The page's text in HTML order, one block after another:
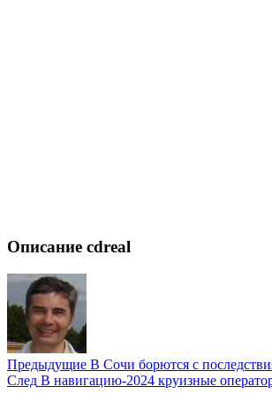
Описание cdreal
Предыдущие В Сочи борются с
След В навигацию-2024 круизные